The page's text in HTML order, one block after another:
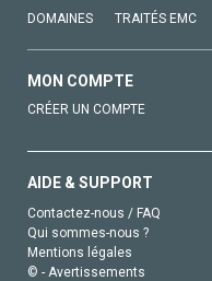
DOMAINES TRAITÉS EMC
MON COMPTE
CRÉER UN COMPTE
AIDE & SUPPORT
Contactez-nous / FAQ
Qui sommes-nous ?
Mentions légales
© - Avertissements